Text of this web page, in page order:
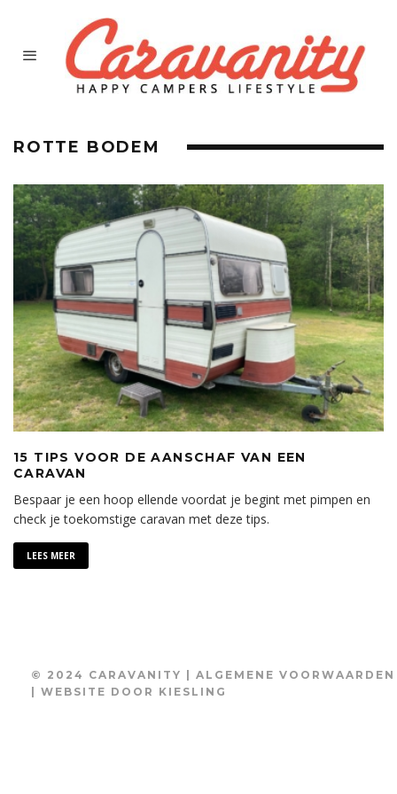
ROTTE BODEM
15 TIPS VOOR DE AANSCHAF VAN EEN
CARAVAN
Bespaar je een hoop ellende voordat je begint met pimpen en
check je toekomstige caravan met deze tips.
LEES MEER
© 2024 CARAVANITY | ALGEMENE VOORWAARDEN
| WEBSITE DOOR KIESLING